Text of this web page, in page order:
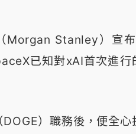
Morgan Stanley）宣
已知對xAI首次進行
）職務後，便全心